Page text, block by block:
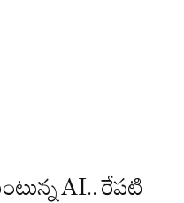
AI.. రేపటి